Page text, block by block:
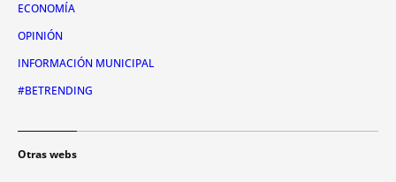
ECONOMÍA
OPINIÓN
INFORMACIÓN MUNICIPAL
#BETRENDING
Otras webs